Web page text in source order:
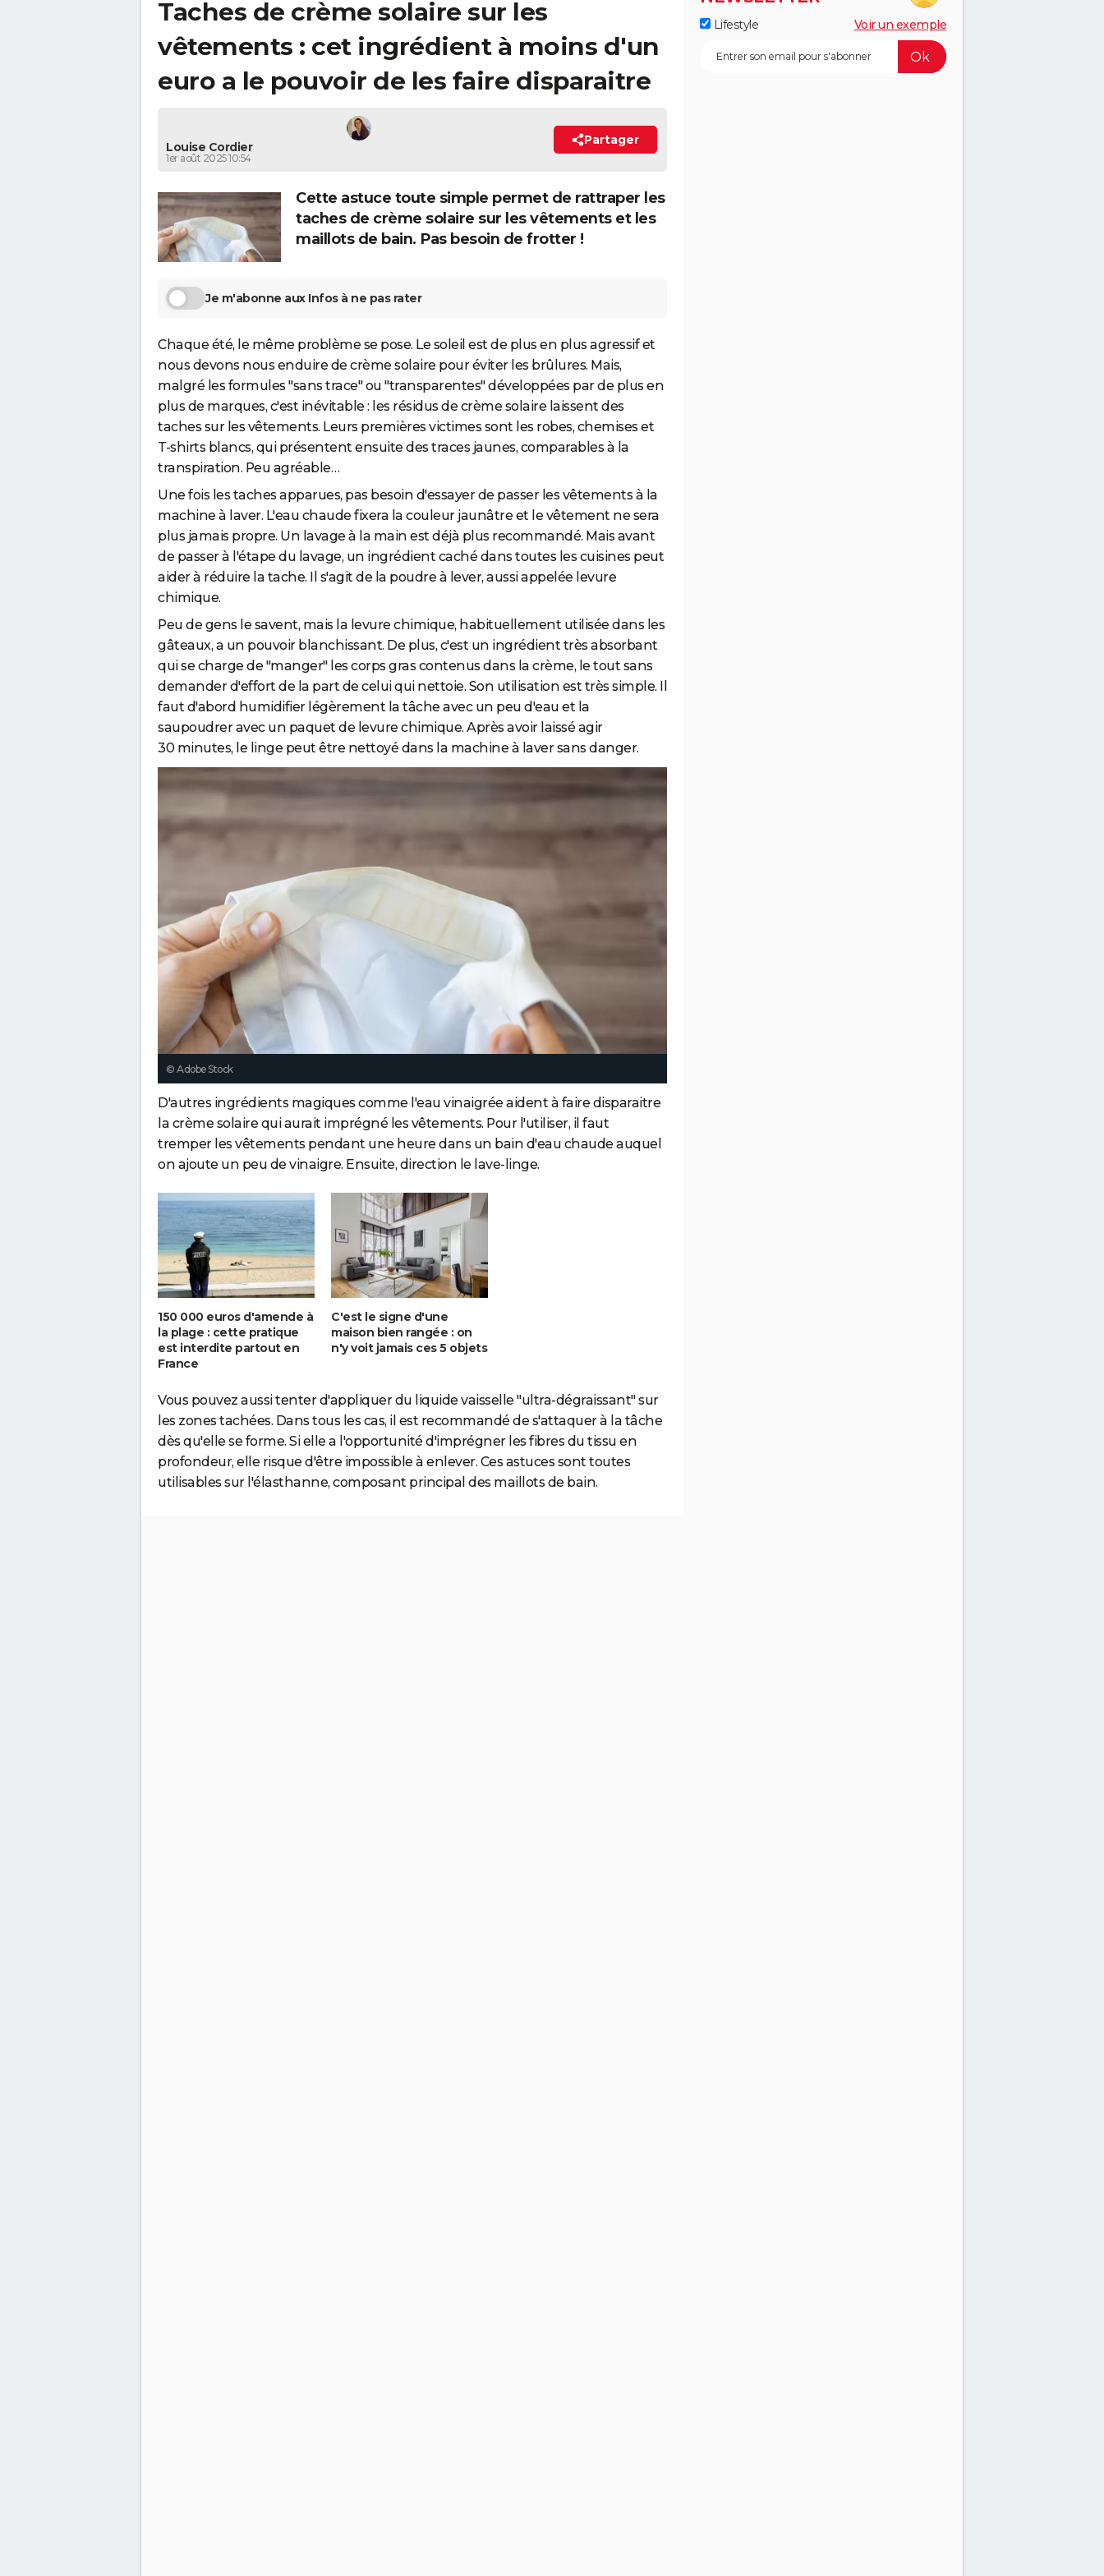
Taches de crème solaire sur les
vêtements : cet ingrédient à moins d'un
euro a le pouvoir de les faire disparaitre
Louise Cordier
1er août 2025 10:54
Partager
Cette astuce toute simple permet de rattraper les
taches de crème solaire sur les vêtements et les
maillots de bain. Pas besoin de frotter !
Je m'abonne aux Infos à ne pas rater
Chaque été, le même problème se pose. Le soleil est de plus en plus agressif et
nous devons nous enduire de crème solaire pour éviter les brûlures. Mais,
malgré les formules "sans trace" ou "transparentes" développées par de plus en
plus de marques, c'est inévitable : les résidus de crème solaire laissent des
taches sur les vêtements. Leurs premières victimes sont les robes, chemises et
T-shirts blancs, qui présentent ensuite des traces jaunes, comparables à la
transpiration. Peu agréable…
Une fois les taches apparues, pas besoin d'essayer de passer les vêtements à la
machine à laver. L'eau chaude fixera la couleur jaunâtre et le vêtement ne sera
plus jamais propre. Un lavage à la main est déjà plus recommandé. Mais avant
de passer à l'étape du lavage, un ingrédient caché dans toutes les cuisines peut
aider à réduire la tache. Il s'agit de la poudre à lever, aussi appelée levure
chimique.
Peu de gens le savent, mais la levure chimique, habituellement utilisée dans les
gâteaux, a un pouvoir blanchissant. De plus, c'est un ingrédient très absorbant
qui se charge de "manger" les corps gras contenus dans la crème, le tout sans
demander d'effort de la part de celui qui nettoie. Son utilisation est très simple. Il
faut d'abord humidifier légèrement la tâche avec un peu d'eau et la
saupoudrer avec un paquet de levure chimique. Après avoir laissé agir
30 minutes, le linge peut être nettoyé dans la machine à laver sans danger.
© Adobe Stock
D'autres ingrédients magiques comme l'eau vinaigrée aident à faire disparaitre
la crème solaire qui aurait imprégné les vêtements. Pour l'utiliser, il faut
tremper les vêtements pendant une heure dans un bain d'eau chaude auquel
on ajoute un peu de vinaigre. Ensuite, direction le lave-linge.
150 000 euros d'amende à
la plage : cette pratique
est interdite partout en
France
C'est le signe d'une
maison bien rangée : on
n'y voit jamais ces 5 objets
Vous pouvez aussi tenter d'appliquer du liquide vaisselle "ultra-dégraissant" sur
les zones tachées. Dans tous les cas, il est recommandé de s'attaquer à la tâche
dès qu'elle se forme. Si elle a l'opportunité d'imprégner les fibres du tissu en
profondeur, elle risque d'être impossible à enlever. Ces astuces sont toutes
utilisables sur l'élasthanne, composant principal des maillots de bain.
Lifestyle Voir un exemple